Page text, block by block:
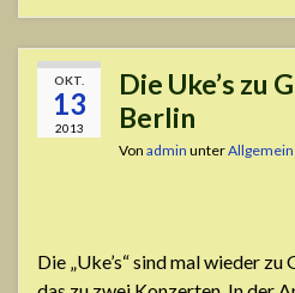
OKT.
13
2013
Die Uke’s zu
Berlin
Von admin unterAllgemein
Die „Uke’s“ sind mal wieder